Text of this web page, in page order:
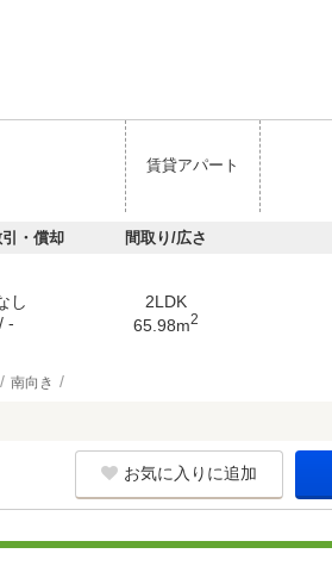
賃貸アパート
・償却 間取り/広さ
し
-
2LDK
65.98m2
南向き
お気に入りに追加